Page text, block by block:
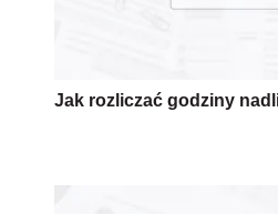
Jak rozliczać godziny